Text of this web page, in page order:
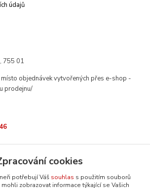
údajů
755 01
objednávek vytvořených přes e-shop -
prodejnu/
cookies
potřebují Váš souhlas s použitím souborů
zobrazovat informace týkající se Vašich